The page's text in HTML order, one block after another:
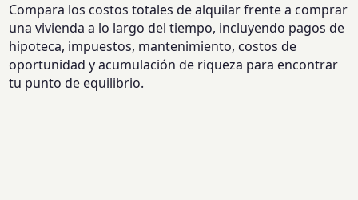
Compara los costos totales de alquilar frente a comprar
una vivienda a lo largo del tiempo, incluyendo pagos de
hipoteca, impuestos, mantenimiento, costos de
oportunidad y acumulación de riqueza para encontrar
tu punto de equilibrio.